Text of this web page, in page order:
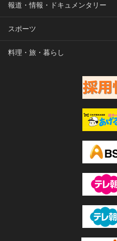
報道・情報・ドキュメンタリー
スポーツ
料理・旅・暮らし